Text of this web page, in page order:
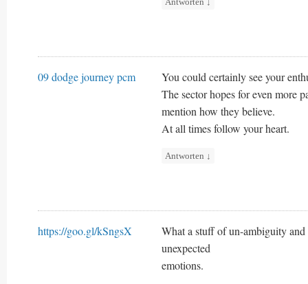
09 dodge journey pcm
You could certainly see your
The sector hopes for even more
mention how they believe.
At all times follow your heart.
Antworten ↓
https://goo.gl/kSngsX
What a stuff of un-ambiguity
unexpected
emotions.